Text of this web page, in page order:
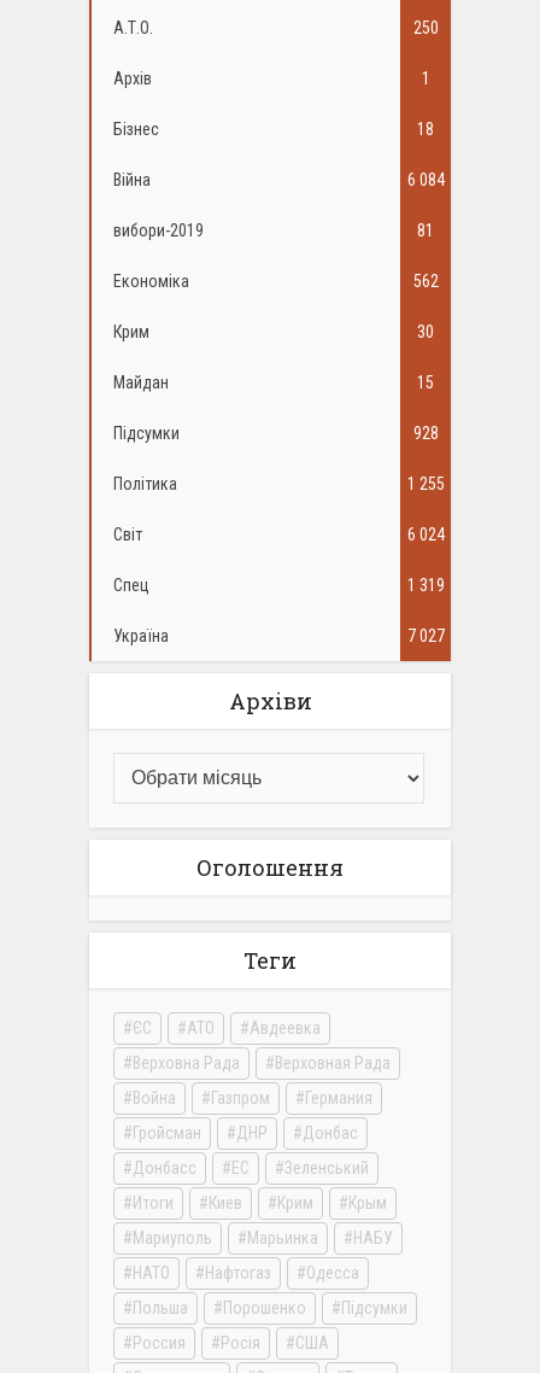
А.Т.О. 250
Архів 1
Бізнес 18
Війна 6 084
вибори-2019 81
Економіка 562
Крим 30
Майдан 15
Підсумки 928
Політика 1 255
Світ 6 024
Спец 1 319
Україна 7 027
Архіви
Оголошення
Теги
ЄС АТО
Авдеевка
Верховна Рада
Верховная Рада
Война
Газпром
Германия
Гройсман
ДНР
Донбас
Донбасс
ЕС
Зеленський
Итоги
Киев Крим
Крым
Мариуполь
Марьинка
НАБУ
НАТО
Нафтогаз
Одесса
Польша
Порошенко
Підсумки
Россия
Росія
США